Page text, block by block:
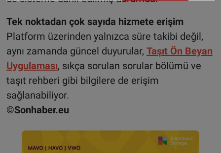
Tek noktadan çok sayıda hizmete erişim
Platform üzerinden yalnızca süre takibi değil,
aynı zamanda güncel duyurular, Taşıt Ön Beyan
Uygulaması, sıkça sorulan sorular bölümü ve
taşıt rehberi gibi bilgilere de erişim
sağlanabiliyor.
©Sonhaber.eu